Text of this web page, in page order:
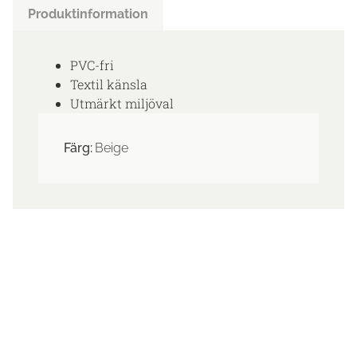
Produktinformation
PVC-fri
Textil känsla
Utmärkt miljöval
Färg: Beige